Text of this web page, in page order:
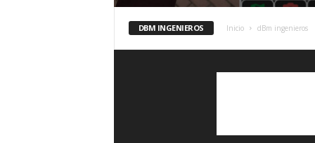
DBM INGENIEROS Inicio dBm ingenieros